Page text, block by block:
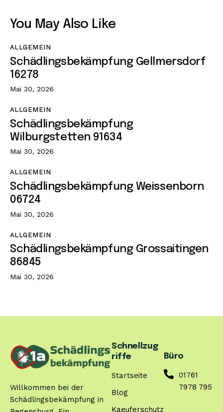
You May Also Like
ALLGEMEIN
Schädlingsbekämpfung Gellmersdorf
16278
Mai 30, 2026
ALLGEMEIN
Schädlingsbekämpfung
Wilburgstetten 91634
Mai 30, 2026
ALLGEMEIN
Schädlingsbekämpfung Weissenborn
06724
Mai 30, 2026
ALLGEMEIN
Schädlingsbekämpfung Grossaitingen
86845
Mai 30, 2026
Willkommen bei der
Schädlingsbekämpfung in
Schnellzug
riffe
Startseite
Blog
Kaeuferschutz
Büro
01761
7978 795